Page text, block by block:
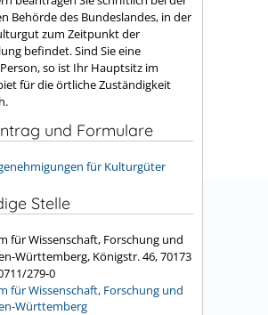
Behörde des Bundeslandes, in der
zum Zeitpunkt der
befindet. Sind Sie eine
so ist Ihr Hauptsitz im
für die örtliche Zuständigkeit
und Formulare
für Kulturgüter
Stelle
für Wissenschaft, Forschung und
Württemberg, Königstr. 46, 70173
279-0
für Wissenschaft, Forschung und
Württemberg